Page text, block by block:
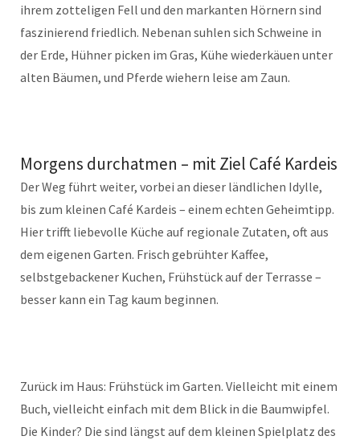
ihrem zotteligen Fell und den markanten Hörnern sind
faszinierend friedlich. Nebenan suhlen sich Schweine in
der Erde, Hühner picken im Gras, Kühe wiederkäuen unter
alten Bäumen, und Pferde wiehern leise am Zaun.
Morgens durchatmen – mit Ziel Café Kardeis
Der Weg führt weiter, vorbei an dieser ländlichen Idylle,
bis zum kleinen Café Kardeis – einem echten Geheimtipp.
Hier trifft liebevolle Küche auf regionale Zutaten, oft aus
dem eigenen Garten. Frisch gebrühter Kaffee,
selbstgebackener Kuchen, Frühstück auf der Terrasse –
besser kann ein Tag kaum beginnen.
Zurück im Haus: Frühstück im Garten. Vielleicht mit einem
Buch, vielleicht einfach mit dem Blick in die Baumwipfel.
Die Kinder? Die sind längst auf dem kleinen Spielplatz des